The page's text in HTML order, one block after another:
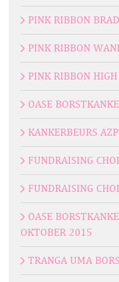
PINK RIBBON
PINK RIBBON
PINK RIBBON
OASE
KANKERBEURS AZP
FUNDRAISING
FUNDRAISING
OASE
OKTOBER 2015
TRANGA UMA